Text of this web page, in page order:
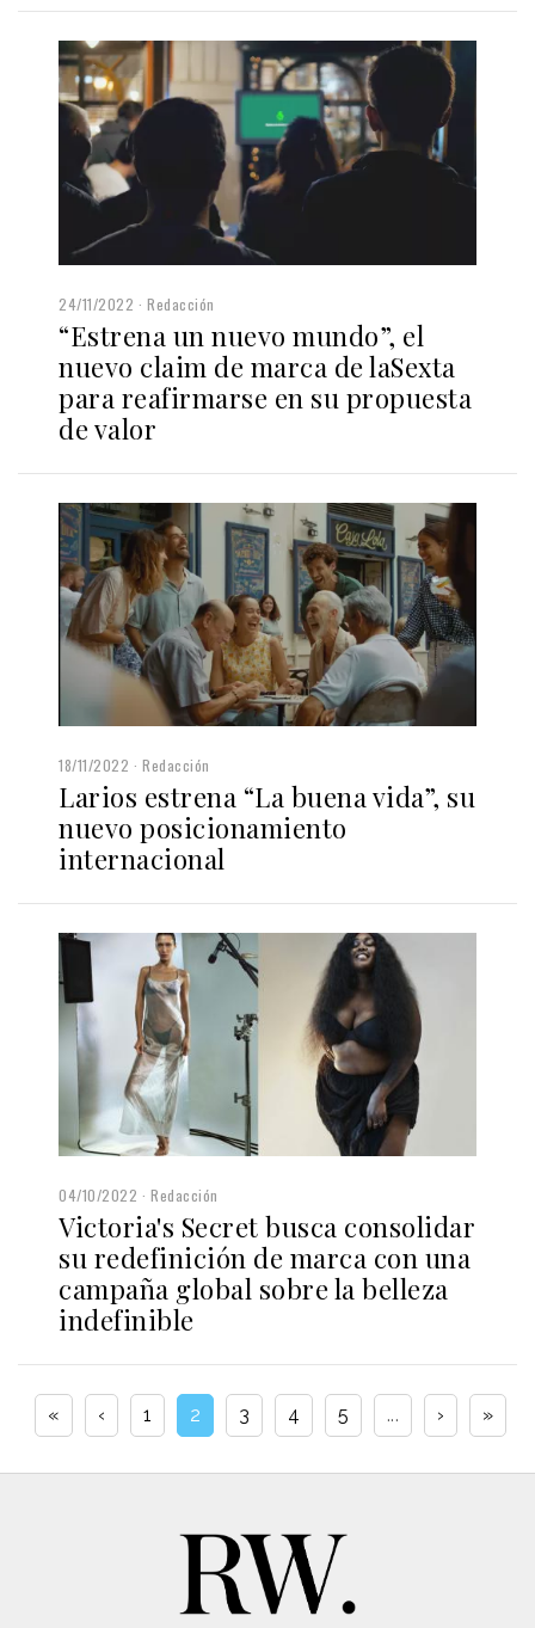
24/11/2022 Redacción
“Estrena un nuevo mundo”, el
nuevo claim de marca de laSexta
para reafirmarse en su propuesta
de valor
18/11/2022 Redacción
Larios estrena “La buena vida”, su
nuevo posicionamiento
internacional
04/10/2022 Redacción
Victoria's Secret busca consolidar
su redefinición de marca con una
campaña global sobre la belleza
indefinible
« ‹ 1 2 3 4 5 ... › »